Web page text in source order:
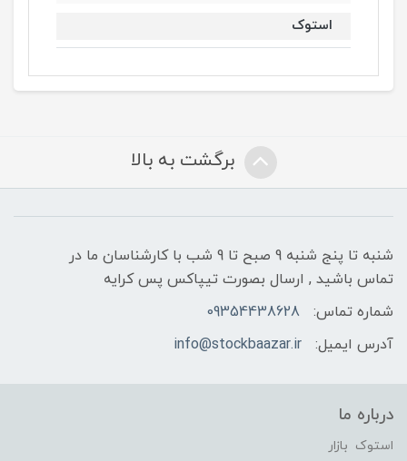
استوک
برگشت به بالا
شنبه تا پنج شنبه 9 صبح تا 9 شب با کارشناسان ما در
تماس باشید , ارسال بصورت تیپاکس پس کرایه
شماره تماس:
09354438628
آدرس ایمیل:
info@stockbaazar.ir
درباره ما
استوک بازار